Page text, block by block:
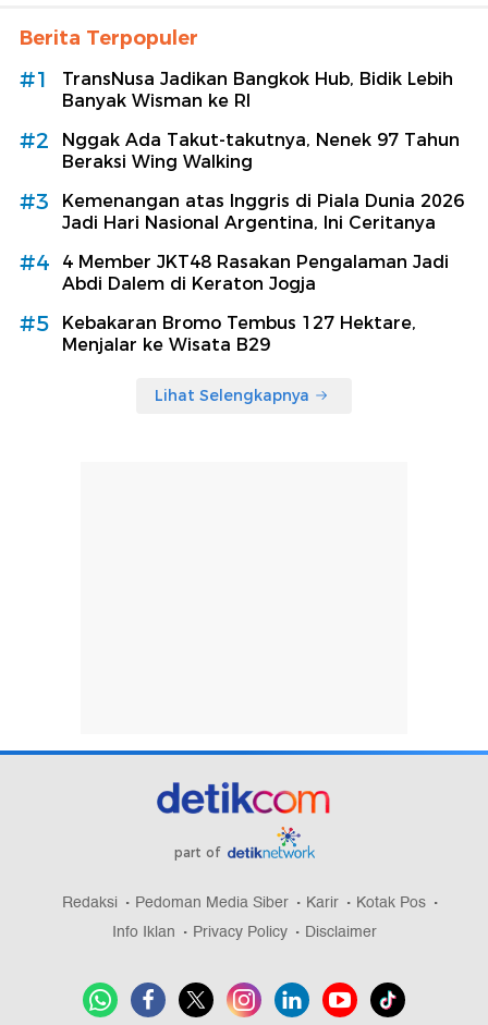
Berita Terpopuler
#1
TransNusa Jadikan Bangkok Hub, Bidik Lebih
Banyak Wisman ke RI
#2
Nggak Ada Takut-takutnya, Nenek 97 Tahun
Beraksi Wing Walking
#3
Kemenangan atas Inggris di Piala Dunia 2026
Jadi Hari Nasional Argentina, Ini Ceritanya
#4
4 Member JKT48 Rasakan Pengalaman Jadi
Abdi Dalem di Keraton Jogja
#5
Kebakaran Bromo Tembus 127 Hektare,
Menjalar ke Wisata B29
Lihat Selengkapnya
part of
Redaksi Pedoman Media Siber Karir
Kotak Pos
Info Iklan
Privacy Policy Disclaimer